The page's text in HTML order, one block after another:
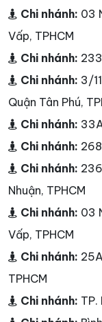
Chi nhánh: 03
Vấp, TPHCM
Chi nhánh:
Chi nhánh: 3/
Quận Tân Phú,
Chi nhánh:
Chi nhánh:
Chi nhánh:
Nhuận, TPHCM
Chi nhánh: 03
Vấp, TPHCM
Chi nhánh:
TPHCM
Chi nhánh: TP.